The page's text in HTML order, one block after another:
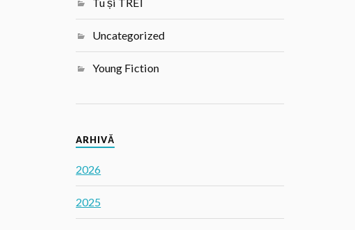
Uncategorized
Young Fiction
ARHIVĂ
2026
2025